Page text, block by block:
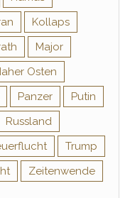
Kollaps
Major
Osten
Panzer
Putin
Russland
Trump
Zeitenwende